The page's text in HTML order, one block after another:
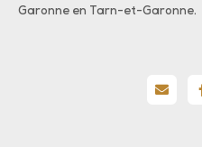
Garonne en Tarn-et-Garonne.